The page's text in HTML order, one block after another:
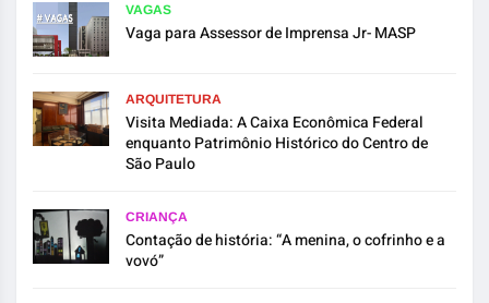
VAGAS
Vaga para Assessor de Imprensa Jr- MASP
ARQUITETURA
Visita Mediada: A Caixa Econômica Federal
enquanto Patrimônio Histórico do Centro de
São Paulo
CRIANÇA
Contação de história: “A menina, o cofrinho e a
vovó”